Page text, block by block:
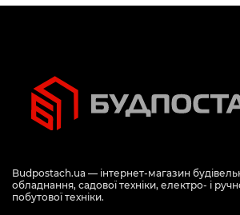
Budpostach.ua — інтернет-магазин
обладнання, садової техніки, електро- і
побутової техніки.